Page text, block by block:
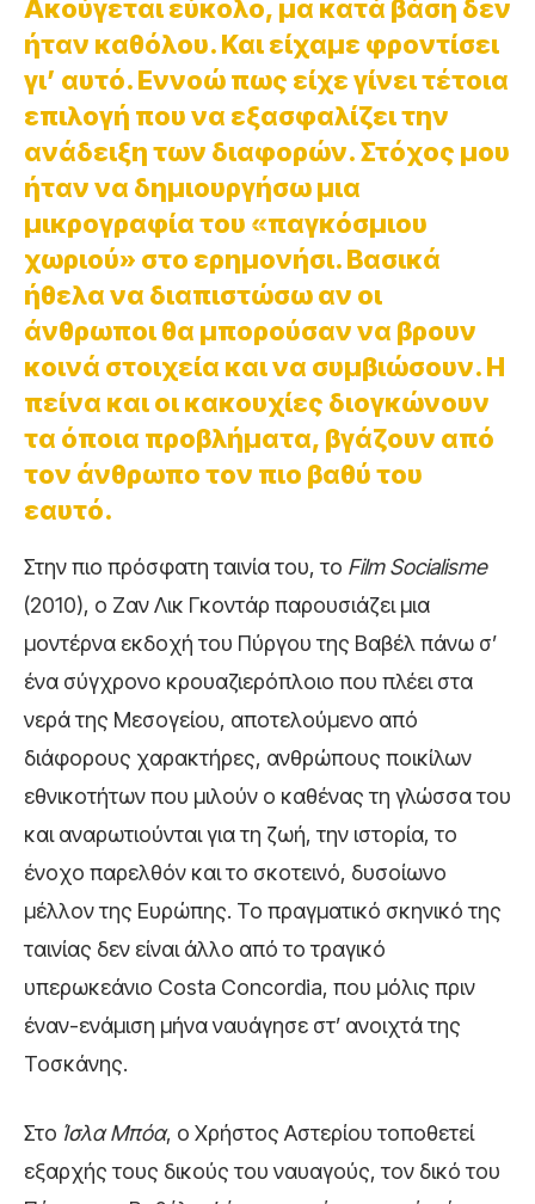
Ακούγεται εύκολο, μα κατά βάση δεν
ήταν καθόλου. Και είχαμε φροντίσει
γι’ αυτό. Εννοώ πως είχε γίνει τέτοια
επιλογή που να εξασφαλίζει την
ανάδειξη των διαφορών. Στόχος μου
ήταν να δημιουργήσω μια
μικρογραφία του «παγκόσμιου
χωριού» στο ερημονήσι. Βασικά
ήθελα να διαπιστώσω αν οι
άνθρωποι θα μπορούσαν να βρουν
κοινά στοιχεία και να συμβιώσουν. Η
πείνα και οι κακουχίες διογκώνουν
τα όποια προβλήματα, βγάζουν από
τον άνθρωπο τον πιο βαθύ του
εαυτό.
Στην πιο πρόσφατη ταινία του, το Film Socialisme
(2010), ο Ζαν Λικ Γκοντάρ παρουσιάζει μια
μοντέρνα εκδοχή του Πύργου της Βαβέλ πάνω σ’
ένα σύγχρονο κρουαζιερόπλοιο που πλέει στα
νερά της Μεσογείου, αποτελούμενο από
διάφορους χαρακτήρες, ανθρώπους ποικίλων
εθνικοτήτων που μιλούν ο καθένας τη γλώσσα του
και αναρωτιούνται για τη ζωή, την ιστορία, το
ένοχο παρελθόν και το σκοτεινό, δυσοίωνο
μέλλον της Ευρώπης. Το πραγματικό σκηνικό της
ταινίας δεν είναι άλλο από το τραγικό
υπερωκεάνιο Costa Concordia, που μόλις πριν
έναν-ενάμιση μήνα ναυάγησε στ’ ανοιχτά της
Τοσκάνης.
Στο Ίσλα Μπόα, ο Χρήστος Αστερίου τοποθετεί
εξαρχής τους δικούς του ναυαγούς, τον δικό του